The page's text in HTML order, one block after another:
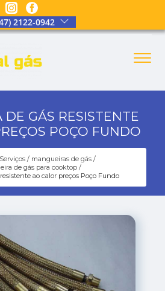
2122-0942
DE GÁS RESISTENTE
POÇO FUNDO
Serviços
mangueiras de gás
de gás para cooktop
ao calor preços Poço Fundo